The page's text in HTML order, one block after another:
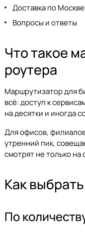
Доставка по
Вопросы и ответы
Что такое
роутера
Маршрутизатор для
всё: доступ к
на десятки и иногда
Для офисов,
утренний пик,
смотрят не только на
Как
По